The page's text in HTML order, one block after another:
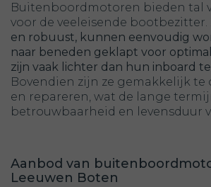
Buitenboordmotoren bieden tal
voor de veeleisende bootbezitter.
en robuust, kunnen eenvoudig
naar beneden geklapt voor
zijn vaak lichter dan hun inboard
Bovendien zijn ze gemakkelijk
en repareren, wat de lange
betrouwbaarheid en levensduur
Aanbod van
Leeuwen Boten